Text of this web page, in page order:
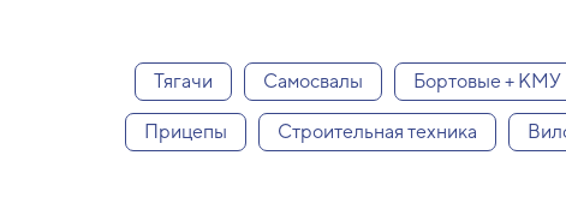
Тягачи Самосвалы Бортовые + КМУ
Прицепы Строительная техника